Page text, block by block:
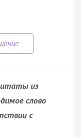
из
слово
с